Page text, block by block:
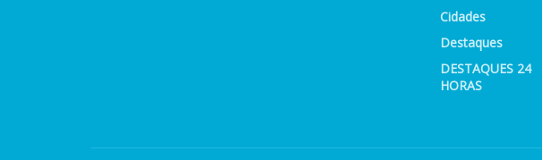
Cidades
Destaques
DESTAQUES 24
HORAS